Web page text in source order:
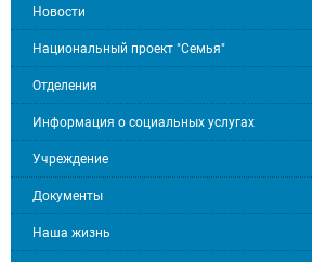
Новости
Национальный проект "Семья"
Отделения
Информация о социальных услугах
Учреждение
Документы
Наша жизнь